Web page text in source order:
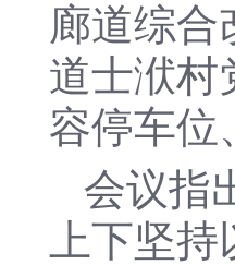
廊道综合
道士洑村
容停车位
会议指
上下坚